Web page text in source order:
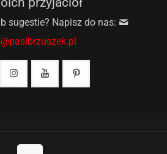
sugestie? Napisz do nas: